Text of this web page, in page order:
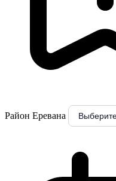
Район Еревана